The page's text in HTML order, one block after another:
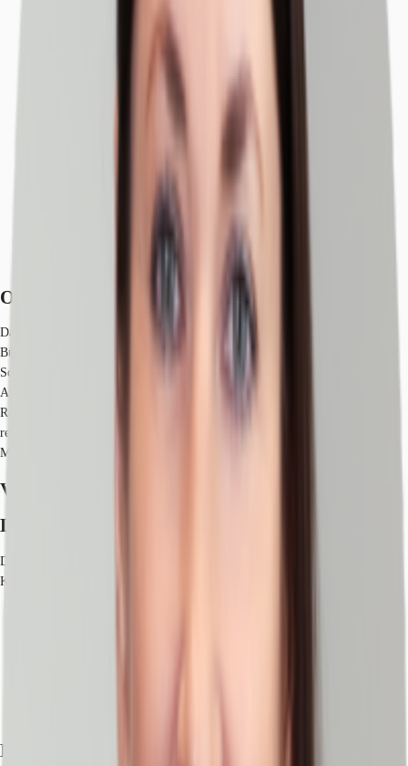
Lage und Verkehrsanbindung
Objekt
Das Objekt ist unterteilt in den 1887 errichteten Altbau, sowie ein modernes
Bürohaus und liegt im westlichen Zentrum Nürnbergs direkt am Altstadtring.
Somit bietet das Objekt die optimale Voraussetzungen für ein angenehmes
Arbeitsklima und zufriedene Mitarbeiter. Die nahegelegene Hallerwiese bietet
Raum für Erholung in der Mittagspause. Das Objekt überzeugt mit einem
repräsentativen Eingangsbereich. Das Treppenhaus besteht aus hochwertigem
Marmorbelag.
Verfügbare Fläche
Lage und Verkehrsanbindung
Das imposante Anwesen ist zentral gelegen mit Blick auf die historische
Kaiserburg. Dienstleister des täglichen Bedarfs befinden sich in der Nähe.
Exposé herunterladen